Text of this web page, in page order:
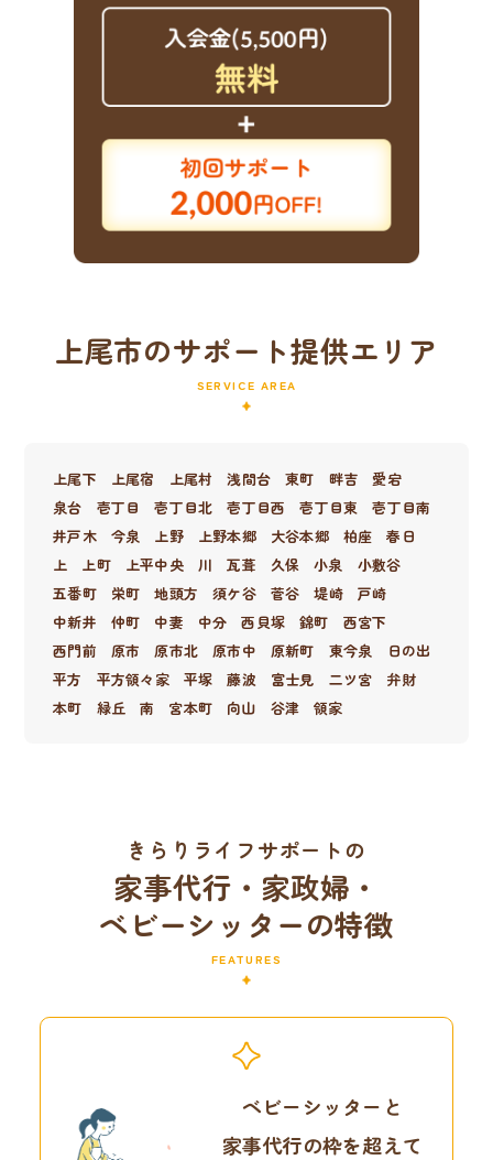
上尾市のサポート提供エリア
SERVICE AREA
上尾下 上尾宿 上尾村 浅間台 東町 畔吉
愛宕
泉台
壱丁目 壱丁目北 壱丁目西 壱丁目東
壱丁目南
井戸木
今泉 上野 上野本郷 大谷本郷 柏座
春日
上
上町 上平中央 川 瓦葺 久保 小泉
小敷谷
五番町
栄町 地頭方 須ケ谷 菅谷 堤崎
戸崎
中新井
仲町 中妻 中分 西貝塚 錦町
西宮下
西門前
原市 原市北 原市中 原新町 東今泉
日の出
平方
平方領々家 平塚 藤波 富士見 二ツ宮
弁財
本町
緑丘 南 宮本町 向山 谷津 領家
きらりライフサポートの
家事代行・家政婦・
ベビーシッターの特徴
FEATURES
ベビーシッターと
家事代行の枠を超えて